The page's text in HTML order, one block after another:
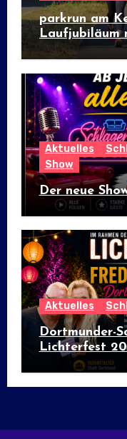
parkrun am
Laufjubiläum
Aktuelles
Show
Der neue
Aktuelles
Dortmunder-
Lichterfest